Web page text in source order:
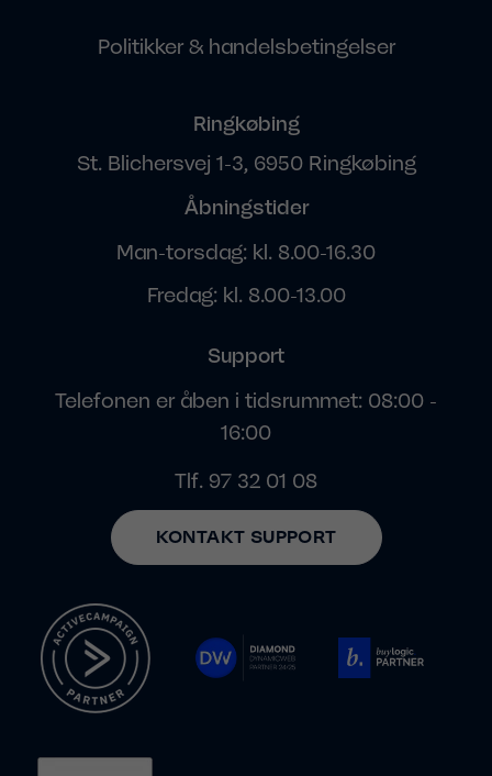
Politikker & handelsbetingelser
Ringkøbing
St. Blichersvej 1-3, 6950 Ringkøbing
Åbningstider
Man-torsdag: kl. 8.00-16.30
Fredag: kl. 8.00-13.00
Support
Telefonen er åben i tidsrummet: 08:00 -
16:00
Tlf. 97 32 01 08
KONTAKT SUPPORT